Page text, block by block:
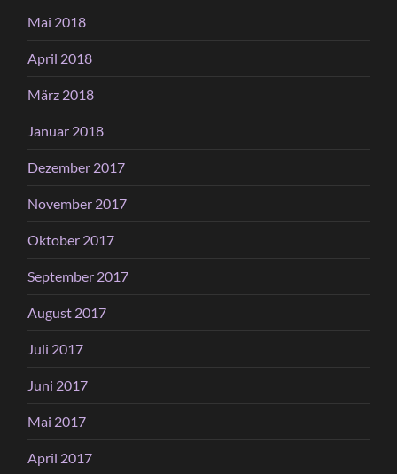
Mai 2018
April 2018
März 2018
Januar 2018
Dezember 2017
November 2017
Oktober 2017
September 2017
August 2017
Juli 2017
Juni 2017
Mai 2017
April 2017